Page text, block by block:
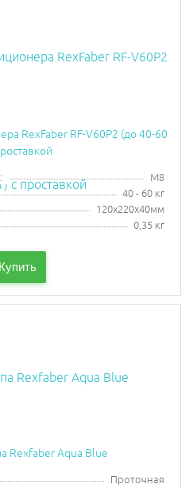
RexFaber RF-V60P2 (до 40-60
М8
40 - 60 кг
120х220х40мм
0,35 кг
Купить
Rexfaber Aqua Blue
Проточная